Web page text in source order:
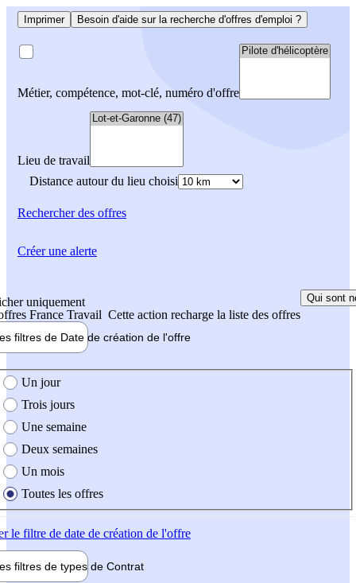
Imprimer Besoin d'aide sur la recherche d'offres d'emploi ?
Métier, compétence, mot-clé, numéro d'offre
Lieu de travail
Distance autour du lieu choisi
Rechercherdes offres
uniquement
France Travail Cette action recharge la liste des offres
Qui sont
filtres de Date de création de l'offre
création de l'offre
Un jour
Trois jours
Une semaine
Deux semaines
Un mois
Toutes les offres
le filtre de date de création de l'offre
filtres de types de Contrat
Créer une alerte